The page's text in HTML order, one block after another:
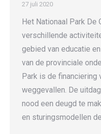
27 juli 2020
Het Nationaal Park De
verschillende
gebied van educatie
van de provinciale
Park is de
weggevallen. De
nood een deugd te
en sturingsmodellen